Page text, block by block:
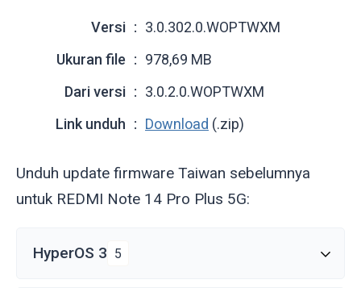
Versi
3.0.302.0.WOPTWXM
Ukuran file
978,69 MB
Dari versi
3.0.2.0.WOPTWXM
Link unduh
Download (.zip)
Unduh update firmware Taiwan sebelumnya
untuk REDMI Note 14 Pro Plus 5G:
HyperOS 3 5